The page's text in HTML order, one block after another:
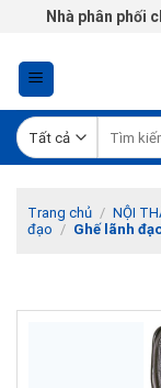
Chuyển
nội
dung
Nhà phân phối
kiếm:
Trang chủ / NỘI
đạo / Ghế lãnh